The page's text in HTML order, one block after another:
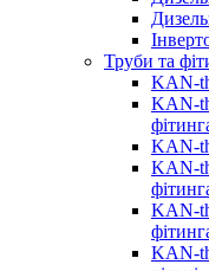
Труби та
KAN-
KAN-
KAN-
KAN-
KAN-
KAN-